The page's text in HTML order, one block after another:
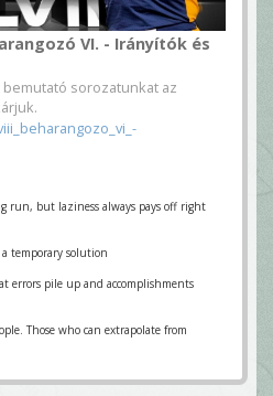
VI. - Irányítók és
sorozatunkat az
run, but laziness always pays off right
temporary solution
errors pile up and accomplishments
Those who can extrapolate from